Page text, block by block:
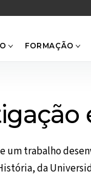
FORMAÇÃO
um trabalho
da